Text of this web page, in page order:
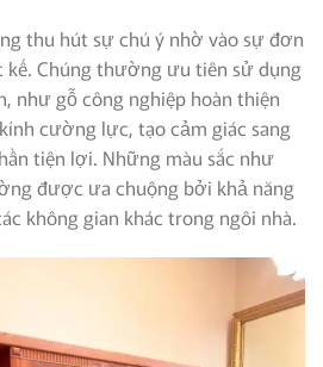
thu hút sự chú ý nhờ vào sự đơn
Chúng thường ưu tiên sử dụng
như gỗ công nghiệp hoàn thiện
cường lực, tạo cảm giác sang
tiện lợi. Những màu sắc như
được ưa chuộng bởi khả năng
không gian khác trong ngôi nhà.